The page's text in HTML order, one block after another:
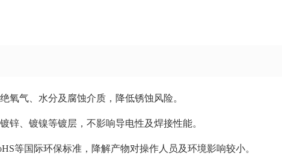
氧气、水分及腐蚀介质，降低锈蚀风险。
锌、镀镍等镀层，不影响导电性及焊接性能。
等国际环保标准，降解产物对操作人员及环境影响较小。